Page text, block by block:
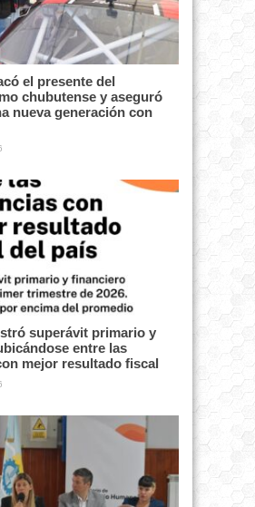
el presente del
chubutense y aseguró
nueva generación con
superávit primario y
entre las
mejor resultado fiscal